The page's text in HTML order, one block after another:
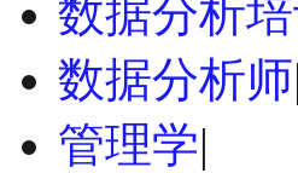
数据分析培
数据分析师|
管理学|